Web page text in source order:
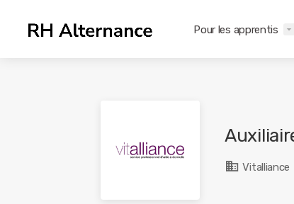
Pour les apprentis
Vitalliance